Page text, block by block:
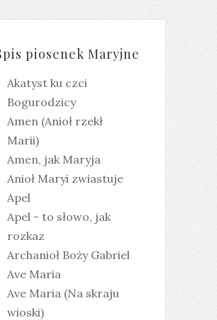
piosenek Maryjne
Akatyst ku czci
Bogurodzicy
Amen (Anioł rzekł
Marii)
Amen, jak Maryja
Anioł Maryi zwiastuje
Apel
Apel - to słowo, jak
rozkaz
Archanioł Boży Gabriel
Ave Maria
Ave Maria (Na skraju
wioski)